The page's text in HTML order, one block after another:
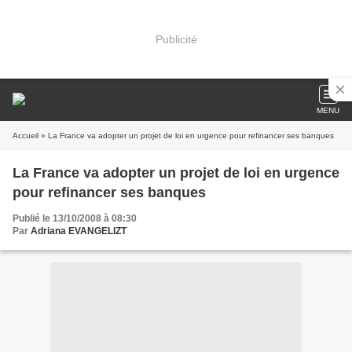
Publicité
MENU
Accueil » La France va adopter un projet de loi en urgence pour refinancer ses banques
La France va adopter un projet de loi en urgence
pour refinancer ses banques
Publié le 13/10/2008 à 08:30
Par Adriana EVANGELIZT